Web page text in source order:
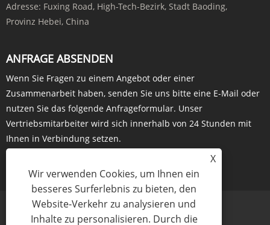
Adresse: Fuxing Road, High-Tech-Bezirk, Stadt Baoding,
Provinz Hebei, China
ANFRAGE ABSENDEN
Wenn Sie Fragen zu einem Angebot oder einer
Zusammenarbeit haben, senden Sie uns bitte eine E-Mail oder
nutzen Sie das folgende Anfrageformular. Unser
Vertriebsmitarbeiter wird sich innerhalb von 24 Stunden mit
Ihnen in Verbindung setzen.
X
Wir verwenden Cookies, um Ihnen ein
besseres Surferlebnis zu bieten, den
Website-Verkehr zu analysieren und
Inhalte zu personalisieren. Durch die